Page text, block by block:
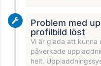
Problem med
profilbild löst
Vi är glada att kunna
påverkade
helt.